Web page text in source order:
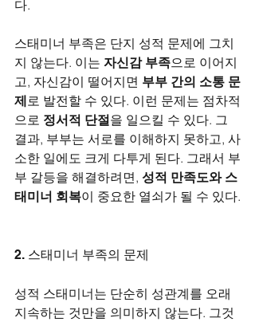
다.
스태미너 부족은 단지 성적 문제에 그치
지 않는다. 이는 자신감 부족으로 이어지
고, 자신감이 떨어지면 부부 간의 소통 문
제 로 발전할 수 있다. 이런 문제는 점차적
으로 정서적 단절을 일으킬 수 있다. 그
결과, 부부는 서로를 이해하지 못하고, 사
소한 일에도 크게 다투게 된다. 그래서 부
부 갈등을 해결하려면, 성적 만족도와 스
태미너 회복이 중요한 열쇠가 될 수 있다.
2. 스태미너 부족의 문제
성적 스태미너는 단순히 성관계를 오래
지속하는 것만을 의미하지 않는다. 그것